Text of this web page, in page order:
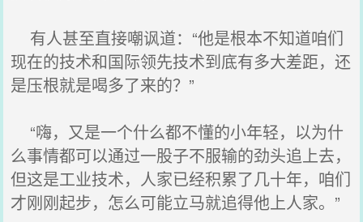
有人甚至直接嘲讽道：“他是根本不知道咱们
现在的技术和国际领先技术到底有多大差距，还
是压根就是喝多了来的？”
“嗨，又是一个什么都不懂的小年轻，以为什
么事情都可以通过一股子不服输的劲头追上去，
但这是工业技术，人家已经积累了几十年，咱们
才刚刚起步，怎么可能立马就追得他上人家。”